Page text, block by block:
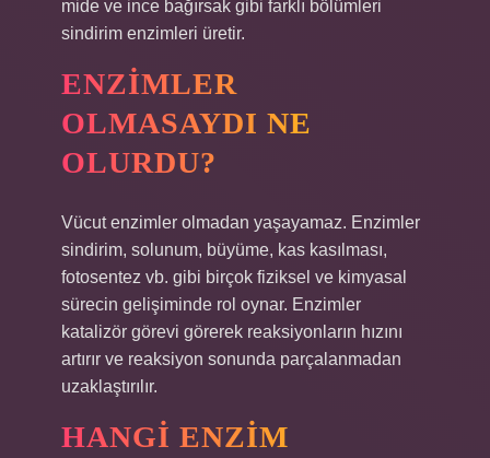
mide ve ince bağırsak gibi farklı bölümleri
sindirim enzimleri üretir.
ENZIMLER
OLMASAYDI NE
OLURDU?
Vücut enzimler olmadan yaşayamaz. Enzimler
sindirim, solunum, büyüme, kas kasılması,
fotosentez vb. gibi birçok fiziksel ve kimyasal
sürecin gelişiminde rol oynar. Enzimler
katalizör görevi görerek reaksiyonların hızını
artırır ve reaksiyon sonunda parçalanmadan
uzaklaştırılır.
HANGI ENZIM